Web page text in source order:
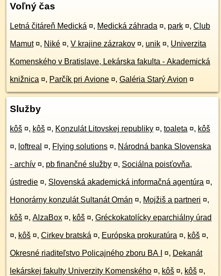
Voľný čas
Letná čitáreň Medická ¤, Medická záhrada ¤, park ¤, Club
Mamut ¤, Niké ¤, V krajine zázrakov ¤, unik ¤, Univerzita
Komenského v Bratislave, Lekárska fakulta - Akademická
knižnica ¤, Parčík pri Avione ¤, Galéria Starý Avion ¤
Služby
kôš ¤, kôš ¤, Konzulát Litovskej republiky ¤, toaleta ¤, kôš
¤, loftreal ¤, Flying solutions ¤, Národná banka Slovenska
- archív ¤, pb finančné služby ¤, Sociálna poisťovňa,
ústredie ¤, Slovenská akademická informačná agentúra ¤,
Honorárny konzulát Sultanát Omán ¤, Mojžiš a partneri ¤,
kôš ¤, AlzaBox ¤, kôš ¤, Gréckokatolícky eparchiálny úrad
¤, kôš ¤, Cirkev bratská ¤, Európska prokuratúra ¤, kôš ¤,
Okresné riaditeľstvo Policajného zboru BA I ¤, Dekanát
lekárskej fakulty Univerzity Komenského ¤, kôš ¤, kôš ¤,